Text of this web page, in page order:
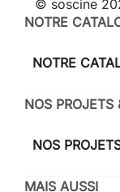
© soscine
NOTRE
NOTRE
NOS PROJETS
NOS
MAIS AUSSI